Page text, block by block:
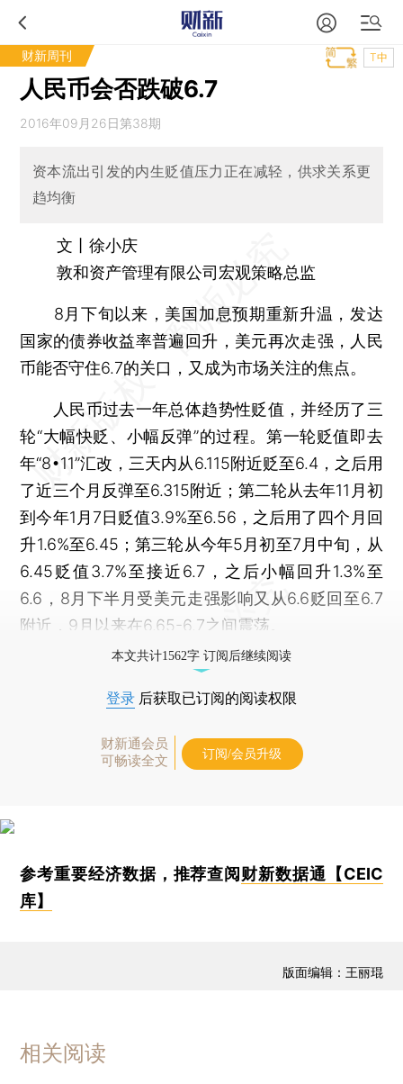
财新周刊 T中
人民币会否跌破6.7
2016年09月26日第38期
资本流出引发的内生贬值压力正在减轻，供求关系更
趋均衡
文丨徐小庆
敦和资产管理有限公司宏观策略总监
8月下旬以来，美国加息预期重新升温，发达
国家的债券收益率普遍回升，美元再次走强，人民
币能否守住6.7的关口，又成为市场关注的焦点。
人民币过去一年总体趋势性贬值，并经历了三
轮“大幅快贬、小幅反弹”的过程。第一轮贬值即去
年“8•11”汇改，三天内从6.115附近贬至6.4，之后用
了近三个月反弹至6.315附近；第二轮从去年11月初
到今年1月7日贬值3.9%至6.56，之后用了四个月回
升1.6%至6.45；第三轮从今年5月初至7月中旬，从
6.45贬值3.7%至接近6.7，之后小幅回升1.3%至
6.6，8月下半月受美元走强影响又从6.6贬回至6.7
附近，9月以来在6.65-6.7之间震荡。
本文共计1562字 订阅后继续阅读
登录 后获取已订阅的阅读权限
财新通会员
可畅读全文
订阅/会员升级
参考重要经济数据，推荐查阅 财新数据通【CEIC
库】
版面编辑：王丽琨
相关阅读